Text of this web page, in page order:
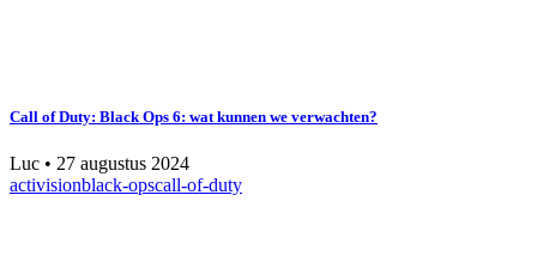
Call of Duty: Black Ops 6: wat kunnen we verwachten?
Luc • 27 augustus 2024
activisionblack-opscall-of-duty